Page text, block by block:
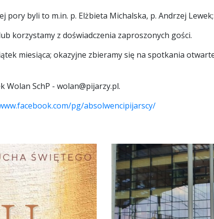
pory byli to m.in. p. Elżbieta Michalska, p. Andrzej Lewek;
korzystamy z doświadczenia zaproszonych gości.
miesiąca; okazyjne zbieramy się na spotkania
Wolan SchP - wolan@pijarzy.pl.
pg/absolwencipijarscy/